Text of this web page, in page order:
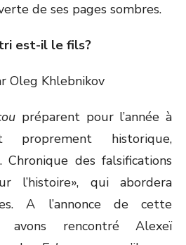
de ses pages sombres.
est-il le fils?
Oleg Khlebnikov
préparent pour l’année à
historique,
Chronique des falsifications
l’histoire», qui abordera
A l’annonce de cette
avons rencontré Alexeï